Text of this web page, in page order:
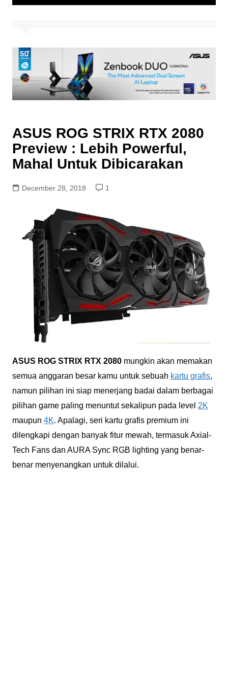
ASUS ROG STRIX RTX 2080
Preview : Lebih Powerful,
Mahal Untuk Dibicarakan
December 28, 2018 1
ASUS ROG STRIX RTX 2080mungkin akan memakan
semua anggaran besar kamu untuk sebuah kartu grafis,
namun pilihan ini siap menerjang badai dalam berbagai
pilihan game paling menuntut sekalipun pada level 2K
maupun 4K. Apalagi, seri kartu grafis premium ini
dilengkapi dengan banyak fitur mewah, termasuk Axial-
Tech Fans dan AURA Sync RGB lighting yang benar-
benar menyenangkan untuk dilalui.